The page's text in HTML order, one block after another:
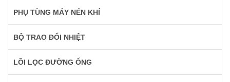
PHỤ TÙNG MÁY NÉN KHÍ
BỘ TRAO ĐỔI NHIỆT
LÕI LỌC ĐƯỜNG ỐNG